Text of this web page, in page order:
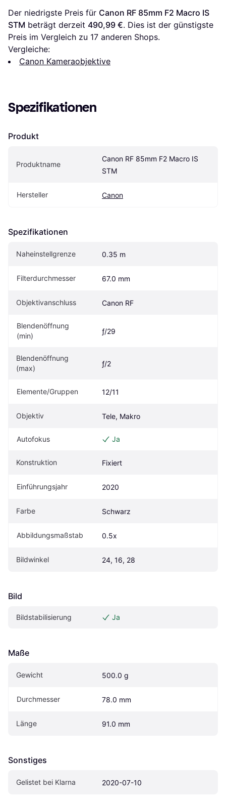
Der niedrigste Preis für Canon RF 85mm F2 Macro IS
STM beträgt derzeit 490,99 €. Dies ist der günstigste
Preis im Vergleich zu 17 anderen Shops.
Vergleiche:
Canon Kameraobjektive
Spezifikationen
Produkt
Produktname
Canon RF 85mm F2 Macro IS
STM
Hersteller Canon
Spezifikationen
Naheinstellgrenze 0.35 m
Filterdurchmesser 67.0 mm
Objektivanschluss Canon RF
Blendenöffnung
(min)
ƒ/29
Blendenöffnung
(max)
ƒ/2
Elemente/Gruppen 12/11
Objektiv Tele, Makro
Autofokus Ja
Konstruktion Fixiert
Einführungsjahr 2020
Farbe Schwarz
Abbildungsmaßstab 0.5x
Bildwinkel 24, 16, 28
Bild
Bildstabilisierung Ja
Maße
Gewicht 500.0 g
Durchmesser 78.0 mm
Länge 91.0 mm
Sonstiges
Gelistet bei Klarna 2020-07-10